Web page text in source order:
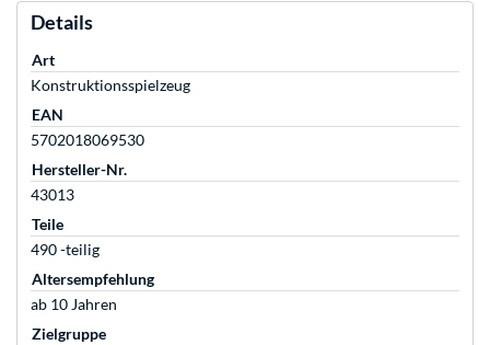
Details
Art
Konstruktionsspielzeug
EAN
5702018069530
Hersteller-Nr.
43013
Teile
490 -teilig
Altersempfehlung
ab 10 Jahren
Zielgruppe